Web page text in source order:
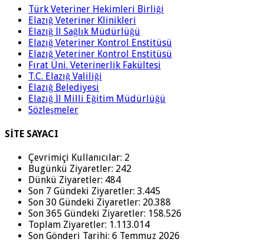
Türk Veteriner Hekimleri Birliği
Elazığ Veteriner Klinikleri
Elazığ İl Sağlık Müdürlüğü
Elazığ Veteriner Kontrol Enstitüsü
Elazığ Veteriner Kontrol Enstitüsü
Fırat Üni. Veterinerlik Fakültesi
T.C. Elazığ Valiliği
Elazığ Belediyesi
Elazığ İl Milli Eğitim Müdürlüğü
Sözleşmeler
SİTE SAYACI
Çevrimiçi Kullanıcılar: 2
Bugünkü Ziyaretler: 242
Dünkü Ziyaretler: 484
Son 7 Gündeki Ziyaretler: 3.445
Son 30 Gündeki Ziyaretler: 20.388
Son 365 Gündeki Ziyaretler: 158.526
Toplam Ziyaretler: 1.113.014
Son Gönderi Tarihi: 6 Temmuz 2026